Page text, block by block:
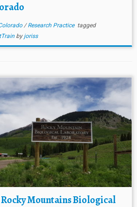
/Research Practice tagged
by joriss
Mountains Biological